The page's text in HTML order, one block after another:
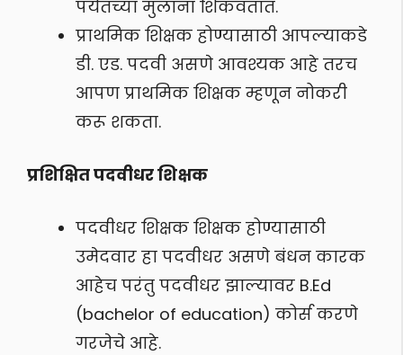
पर्यंतच्या मुलांना शिकवतात.
प्राथमिक शिक्षक होण्यासाठी आपल्याकडे
डी. एड. पदवी असणे आवश्यक आहे तरच
आपण प्राथमिक शिक्षक म्हणून नोकरी
करू शकता.
प्रशिक्षित पदवीधर शिक्षक
पदवीधर शिक्षक शिक्षक होण्यासाठी
उमेदवार हा पदवीधर असणे बंधन कारक
आहेच परंतु पदवीधर झाल्यावर B.Ed
(bachelor of education) कोर्स करणे
गरजेचे आहे.